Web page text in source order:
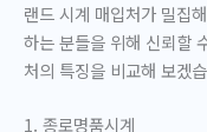
랜드 시계 매입처가 밀집
하는 분들을 위해 신뢰할
처의 특징을 비교해 보겠
1. 종로명품시계